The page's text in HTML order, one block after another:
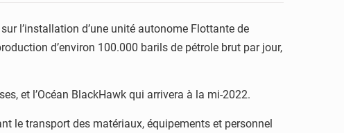
l’installation d’une unité autonome Flottante de
d’environ 100.000 barils de pétrole brut par jour,
et l’Océan BlackHawk qui arrivera à la mi-2022.
le transport des matériaux, équipements et personnel